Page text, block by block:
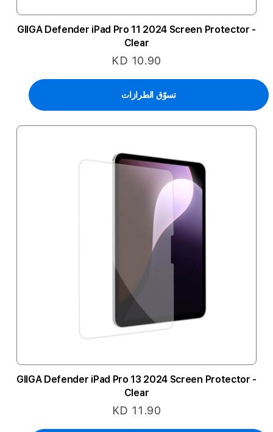
GIIGA Defender iPad Pro 11 2024 Screen Protector -
Clear
KD 10.90
تسوّق الطرازات
GIIGA Defender iPad Pro 13 2024 Screen Protector -
Clear
KD 11.90